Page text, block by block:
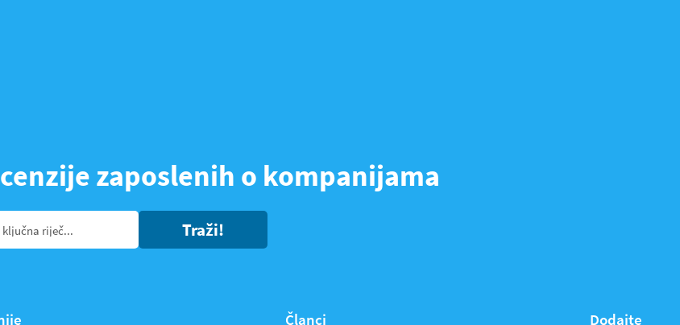
zaposlenih o kompanijama
Traži!
Članci Dodajte